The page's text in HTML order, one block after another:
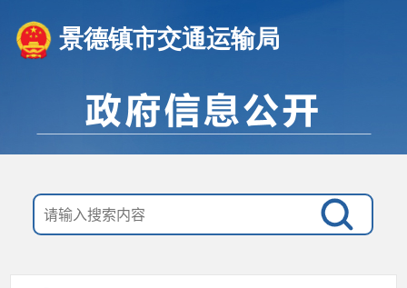
景德镇市交通运输局